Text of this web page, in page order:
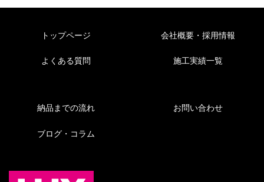
トップページ
よくある質問
会社概要・採用情報
施工実績一覧
納品までの流れ
ブログ・コラム
お問い合わせ